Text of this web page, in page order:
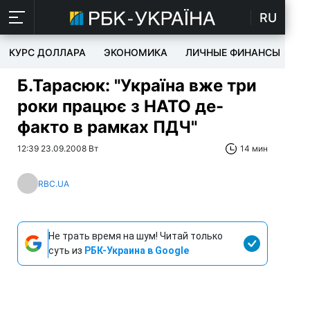
RU
КУРС ДОЛЛАРА ЭКОНОМИКА ЛИЧНЫЕ ФИНАНСЫ
Б.Тарасюк: "Україна вже три
роки працює з НАТО де-
факто в рамках ПДЧ"
12:39 23.09.2008 Вт 14 мин
RBC.UA
Не трать время на шум! Читай только
суть из РБК-Украина в Google